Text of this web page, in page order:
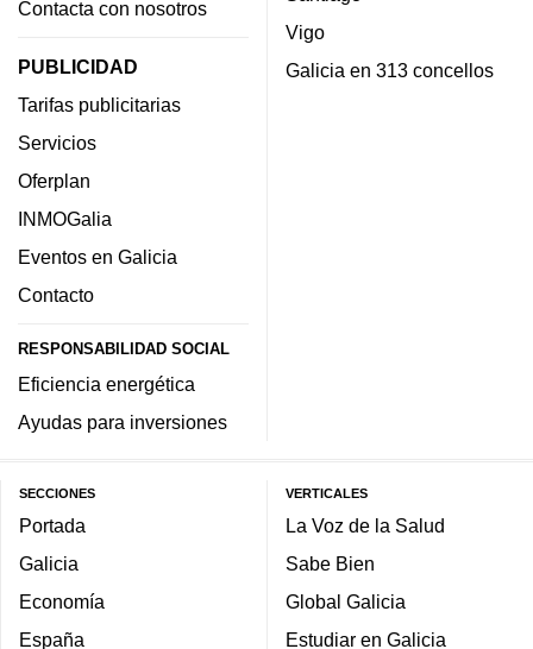
Contacta con nosotros
PUBLICIDAD
Tarifas publicitarias
Servicios
Oferplan
INMOGalia
Eventos en Galicia
Contacto
RESPONSABILIDAD SOCIAL
Eficiencia energética
Ayudas para inversiones
Vigo
Galicia en 313 concellos
SECCIONES
Portada
Galicia
Economía
España
VERTICALES
La Voz de la Salud
Sabe Bien
Global Galicia
Estudiar en Galicia